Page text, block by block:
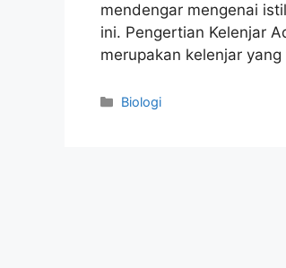
mendengar mengenai
ini. Pengertian Kelenjar
merupakan kelenjar
Categories
Biologi